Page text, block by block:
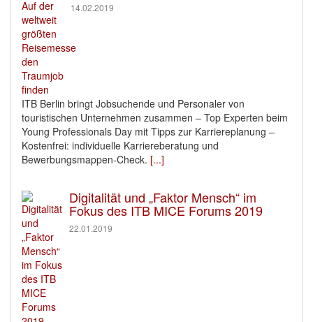
14.02.2019
ITB Berlin bringt Jobsuchende und Personaler von
touristischen Unternehmen zusammen – Top Experten beim
Young Professionals Day mit Tipps zur Karriereplanung –
Kostenfrei: individuelle Karriereberatung und
Bewerbungsmappen-Check. [...]
Digitalität und „Faktor Mensch“ im
Fokus des ITB MICE Forums 2019
22.01.2019